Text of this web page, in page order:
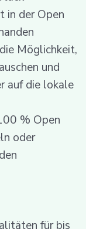
in der Open
Möglichkeit,
und
auf die lokale
% Open
oder
für bis